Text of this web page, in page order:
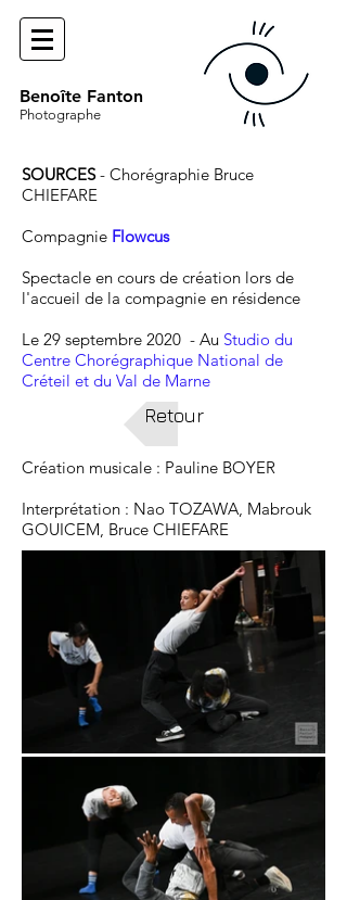
Benoîte Fanton
Photographe
SOURCES- Chorégraphie Bruce
CHIEFARE
Compagnie Flowcus
Spectacle en cours de création lors de
l'accueil de la compagnie en résidence
Le 29 septembre 2020 - Au Studio du
Centre Chorégraphique National de
Créteil et du Val de Marne
Retour
Création musicale : Pauline BOYER
Interprétation : Nao TOZAWA, Mabrouk
GOUICEM, Bruce CHIEFARE